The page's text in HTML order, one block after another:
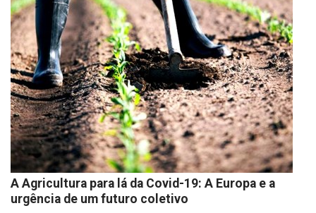
A Agricultura para lá da Covid-19: A Europa e a
urgência de um futuro coletivo